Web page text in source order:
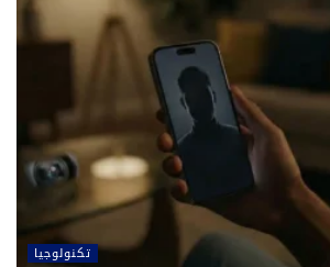
تكنولوجيا